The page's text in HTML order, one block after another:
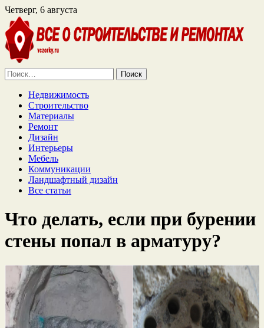
Четверг, 6 августа
Найти:
Недвижимость
Строительство
Материалы
Ремонт
Дизайн
Интерьеры
Мебель
Коммуникации
Ландшафтный дизайн
Все статьи
Что делать, если при бурении
стены попал в арматуру?